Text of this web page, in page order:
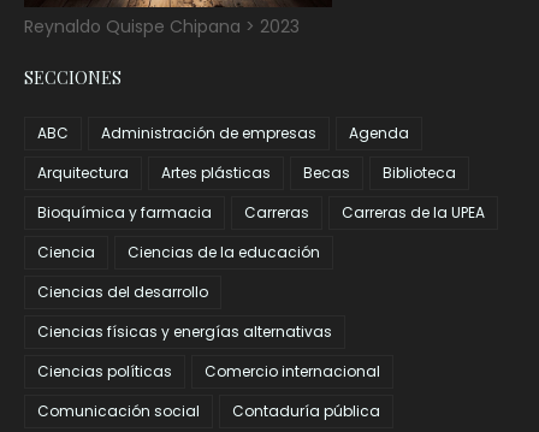
Reynaldo Quispe Chipana > 2023
SECCIONES
ABC Administración de empresas
Agenda
Arquitectura
Artes plásticas Becas
Biblioteca
Bioquímica y farmacia
Carreras
Carreras de la UPEA
Ciencia
Ciencias de la educación
Ciencias del desarrollo
Ciencias físicas y energías alternativas
Ciencias políticas
Comercio internacional
Comunicación social
Contaduría pública